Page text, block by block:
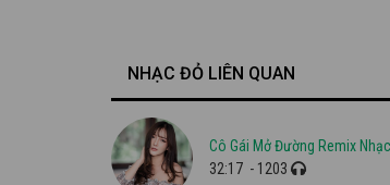
NHẠC ĐỎ LIÊN QUAN
Cô Gái Mở Đường Remix
32:17 - 1203